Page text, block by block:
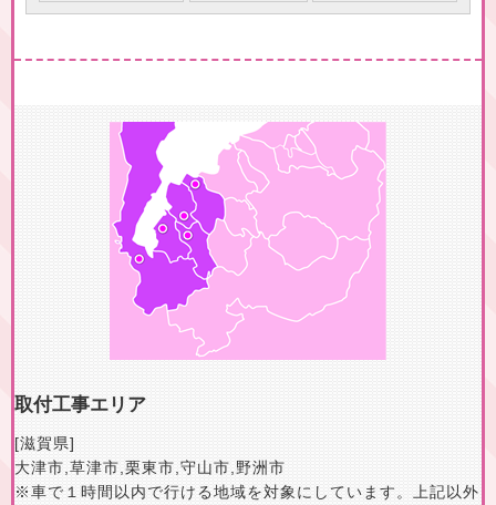
取付工事エリア
[滋賀県]
大津市 草津市 栗東市 守山市 野洲市
※車で１時間以内で行ける地域を対象にしています。上記以外